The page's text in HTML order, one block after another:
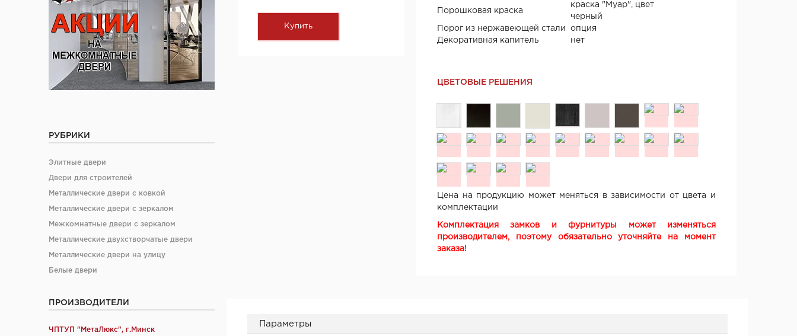
РУБРИКИ
Элитные двери
Двери для строителей
Металлические двери с ковкой
Металлические двери с зеркалом
Межкомнатные двери с зеркалом
Металлические двухстворчатые двери
Металлические двери на улицу
Белые двери
ПРОИЗВОДИТЕЛИ
ЧПТУП "МетаЛюкс", г.Минск
Порошковая краска
краска "Муар", цвет
черный
Порог из нержавеющей стали
опция
Декоративная капитель
нет
ЦВЕТОВЫЕ РЕШЕНИЯ
Цена на продукцию может меняться в зависимости от цвета и
комплектации
Комплектация замков и фурнитуры может изменяться
производителем, поэтому обязательно уточняйте на момент
заказа!
Параметры